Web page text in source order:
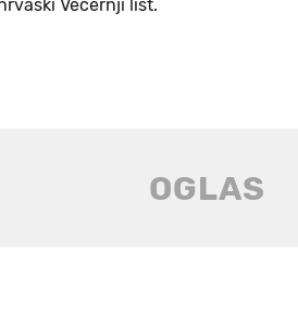
Večernji list.